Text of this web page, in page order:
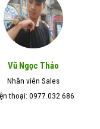
Vũ Ngọc Thảo
Nhân viên Sales
thoại: 0977.032.686